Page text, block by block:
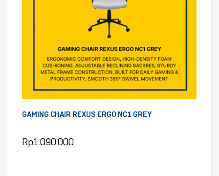
GAMING CHAIR REXUS ERGO NC1 GREY
Rp1.090.000